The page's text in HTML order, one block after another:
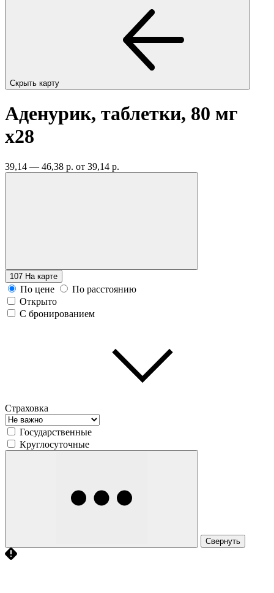
Скрыть карту
Аденурик, таблетки, 80 мг
x28
39,14 — 46,38 р. от 39,14 р.
107 На карте
По цене
По расстоянию
Открыто
С бронированием
Страховка
Государственные
Круглосуточные
Свернуть